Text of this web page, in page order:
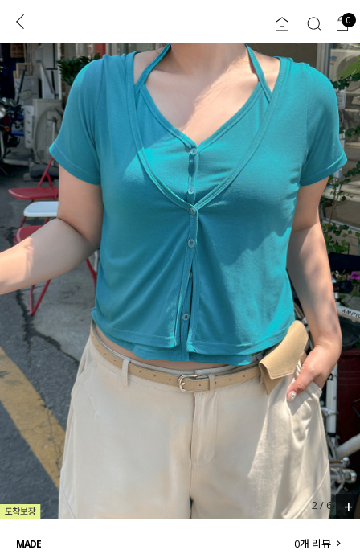
로그인 0
ENG
콘텐츠 리뷰 & 혜택 플러스핏 입
CATEGORY COMMUNITY
도착보장⚡
인플루언서 pick!
신상 5%
베스트
MADE
세트할인 ~30%
하객룩
살안타템
110사이즈
ALL
익스클루시브
아우터
티셔츠
니트
블라우스
스커트
0
2/ 6 +
MADE 0개 리뷰